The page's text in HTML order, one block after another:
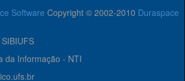
Software Copyright © 2002-2010 Duraspace
da Informação - NTI